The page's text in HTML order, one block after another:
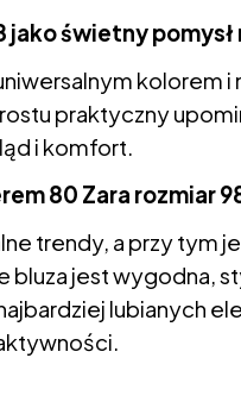
jako świetny
praktyczny
i komfort.
80 Zara rozmiar
trendy, a przy tym
jest wygodna,
lubianych